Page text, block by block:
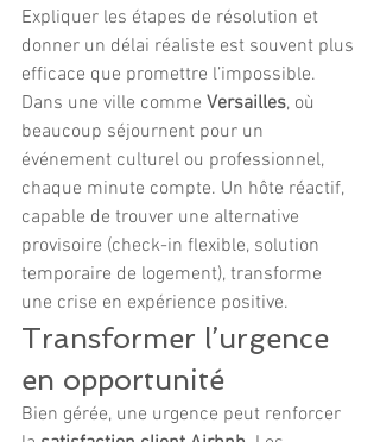
Expliquer les étapes de résolution et
donner un délai réaliste est souvent plus
efficace que promettre l’impossible.
Dans une ville comme Versailles, où
beaucoup séjournent pour un
événement culturel ou professionnel,
chaque minute compte. Un hôte réactif,
capable de trouver une alternative
provisoire (check-in flexible, solution
temporaire de logement), transforme
une crise en expérience positive.
Transformer l’urgence
en opportunité
Bien gérée, une urgence peut renforcer